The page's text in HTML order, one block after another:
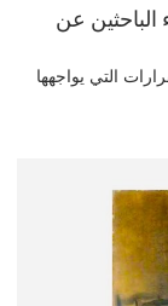
الباحثين عن
التي يواجهها